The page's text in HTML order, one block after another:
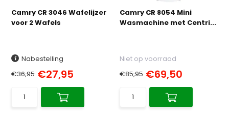
Camry CR 3046 Wafelijzer
voor 2 Wafels
Nabestelling
€36,95 €27,95
Camry CR 8054 Mini
Wasmachine met Centri...
Niet op voorraad
€85,95 €69,50